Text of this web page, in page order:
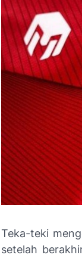
Teka-teki
setelah